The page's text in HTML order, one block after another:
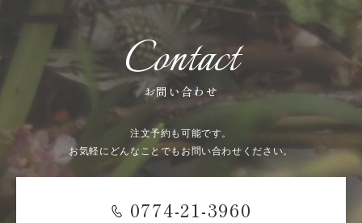
Contact
お問い合わせ
注文予約も可能です。
お気軽にどんなことでもお問い合わせください。
0774-21-3960